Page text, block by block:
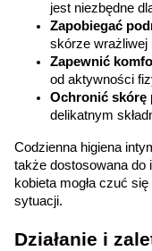
jest niezbędne
Zapobiegać
skórze wrażliwej
Zapewnić
od aktywności
Ochronić skórę
delikatnym
Codzienna higiena
także dostosowana do
kobieta mogła czuć
sytuacji.
Działanie i